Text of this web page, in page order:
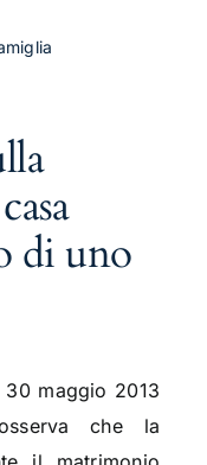
di uno
maggio 2013
che la